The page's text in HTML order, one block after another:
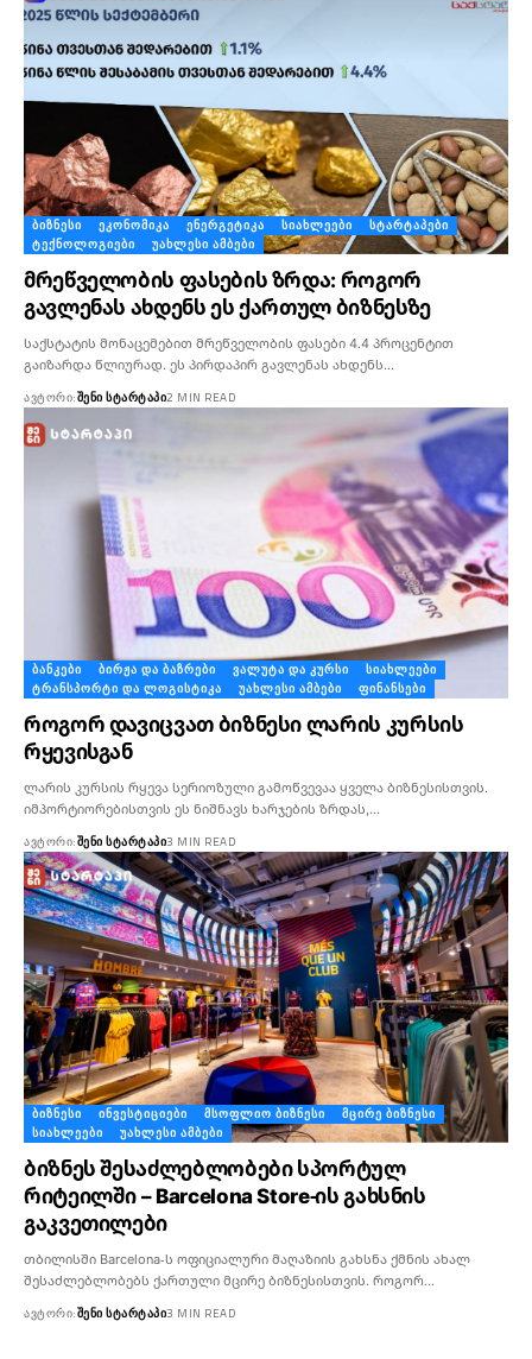
ᲑᲘᲖᲜᲔᲡᲘ ᲔᲙᲝᲜᲝᲛᲘᲙᲐ ᲔᲜᲔᲠᲒᲔᲢᲘᲙᲐ ᲡᲘᲐᲮᲚᲔᲔᲑᲘ
ᲡᲢᲐᲠᲢᲐᲞᲔᲑᲘ
ᲢᲔᲥᲜᲝᲚᲝᲒᲘᲔᲑᲘ
ᲣᲐᲮᲚᲔᲡᲘ ᲐᲛᲑᲔᲑᲘ
მრეწველობის ფასების ზრდა: როგორ
გავლენას ახდენს ეს ქართულ ბიზნესზე
საქსტატის მონაცემებით მრეწველობის ფასები 4.4 პროცენტით
გაიზარდა წლიურად. ეს პირდაპირ გავლენას ახდენს…
ᲐᲕᲢᲝᲠᲘ:ᲨᲔᲜᲘ ᲡᲢᲐᲠᲢᲐᲞᲘ2 MIN READ
ᲑᲐᲜᲙᲔᲑᲘ ᲑᲘᲠᲟᲐ ᲓᲐ ᲑᲐᲖᲠᲔᲑᲘ ᲕᲐᲚᲣᲢᲐ ᲓᲐ ᲙᲣᲠᲡᲘ
ᲡᲘᲐᲮᲚᲔᲔᲑᲘ
ᲢᲠᲐᲜᲡᲞᲝᲠᲢᲘ ᲓᲐ ᲚᲝᲒᲘᲡᲢᲘᲙᲐ
ᲣᲐᲮᲚᲔᲡᲘ ᲐᲛᲑᲔᲑᲘ ᲤᲘᲜᲐᲜᲡᲔᲑᲘ
როგორ დავიცვათ ბიზნესი ლარის კურსის
რყევისგან
ლარის კურსის რყევა სერიოზული გამოწვევაა ყველა ბიზნესისთვის.
იმპორტიორებისთვის ეს ნიშნავს ხარჯების ზრდას,…
ᲐᲕᲢᲝᲠᲘ:ᲨᲔᲜᲘ ᲡᲢᲐᲠᲢᲐᲞᲘ3 MIN READ
ᲑᲘᲖᲜᲔᲡᲘ ᲘᲜᲕᲔᲡᲢᲘᲪᲘᲔᲑᲘ ᲛᲡᲝᲤᲚᲘᲝ ᲑᲘᲖᲜᲔᲡᲘ
ᲛᲪᲘᲠᲔ ᲑᲘᲖᲜᲔᲡᲘ
ᲡᲘᲐᲮᲚᲔᲔᲑᲘ
ᲣᲐᲮᲚᲔᲡᲘ ᲐᲛᲑᲔᲑᲘ
ბიზნეს შესაძლებლობები სპორტულ
რიტეილში – Barcelona Store-ის გახსნის
გაკვეთილები
თბილისში Barcelona-ს ოფიციალური მაღაზიის გახსნა ქმნის ახალ
შესაძლებლობებს ქართული მცირე ბიზნესისთვის. როგორ…
ᲐᲕᲢᲝᲠᲘ:ᲨᲔᲜᲘ ᲡᲢᲐᲠᲢᲐᲞᲘ3 MIN READ